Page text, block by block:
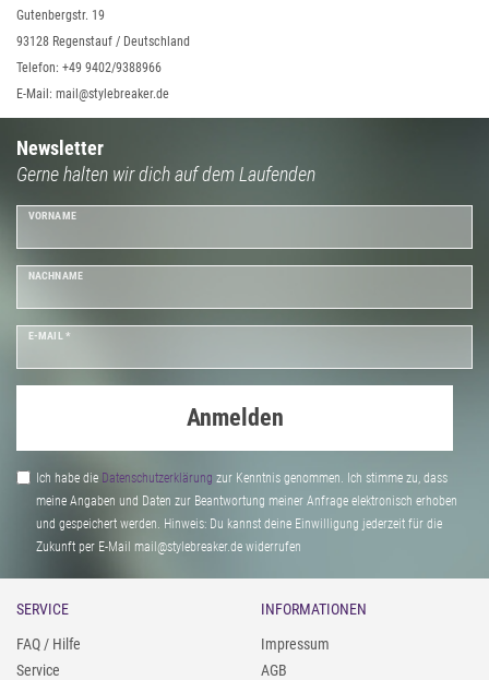
Gutenbergstr. 19
93128 Regenstauf / Deutschland
Telefon: +49 9402/9388966
E-Mail: mail@stylebreaker.de
Newsletter
Gerne halten wir dich auf dem Laufenden
VORNAME
NACHNAME
E-MAIL *
Anmelden
Ich habe die Daten­schutz­erklärung zur Kenntnis genommen. Ich stimme zu, dass
meine Angaben und Daten zur Beantwortung meiner Anfrage elektronisch erhoben
und gespeichert werden. Hinweis: Du kannst deine Einwilligung jederzeit für die
Zukunft per E-Mail mail@stylebreaker.de widerrufen
SERVICE
FAQ / Hilfe
Service
INFORMATIONEN
Impressum
AGB